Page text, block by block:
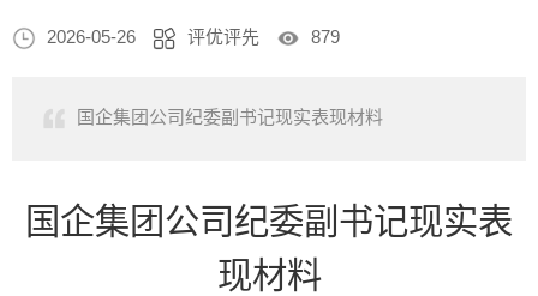
2026-05-26 评优评先 879
国企集团公司纪委副书记现实表现材料
国企集团公司纪委副书记现实表
现材料